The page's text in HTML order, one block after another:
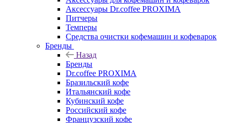
Аксессуары Dr.coffee PROXIMA
Питчеры
Темперы
Средства очистки кофемашин и кофеварок
Бренды
Назад
Бренды
Dr.coffee PROXIMA
Бразильский кофе
Итальянский кофе
Кубинский кофе
Российский кофе
Французский кофе